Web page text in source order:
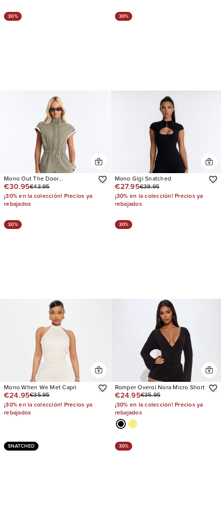
30%
Mono Out The Door
Windbreaker Jogger Pant
€30.95€43.95
¡30% en la colección! Precios ya
rebajados
30%
Mono Gigi Snatched
€27.95€39.95
¡30% en la colección! Precios ya
rebajados
30%
Mono When We Met Capri
€24.95€35.95
¡30% en la colección! Precios ya
rebajados
30%
Romper Overol Nora Micro Short
€24.95€35.95
¡30% en la colección! Precios ya
rebajados
SNATCHED 30%